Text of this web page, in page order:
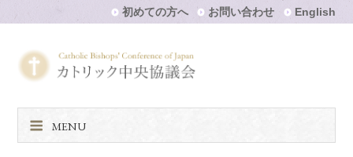
初めての方へ お問い合わせ English
MENU